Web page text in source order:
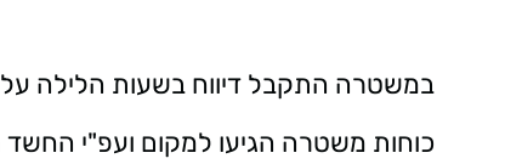
במשטרה התקבל דיווח בשעות הלילה
כוחות משטרה הגיעו למקום ועפ"י החשד